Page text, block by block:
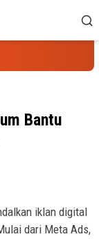
Bantu
iklan digital
dari Meta Ads,